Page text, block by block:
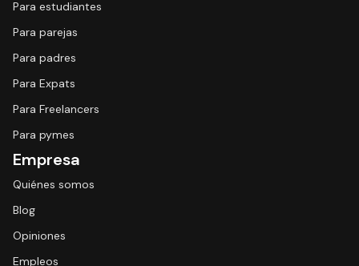
Para estudiantes
Para parejas
Para padres
Para Expats
Para Freelancers
Para pymes
Empresa
Quiénes somos
Blog
Opiniones
Empleos